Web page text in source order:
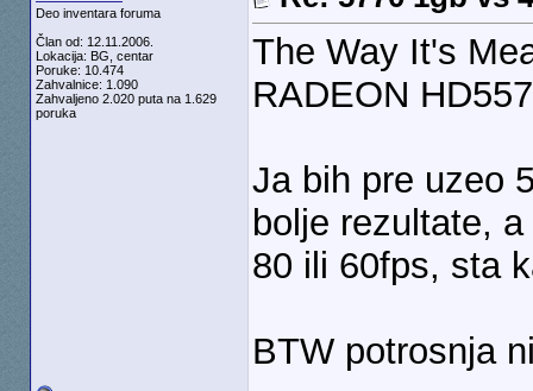
Deo inventara foruma
Član od: 12.11.2006.
Lokacija: BG, centar
Poruke: 10.474
Zahvalnice: 1.090
Zahvaljeno 2.020 puta na 1.629
poruka
The Way It's
RADEON
Ja bih pre uzeo
bolje rezultate,
80 ili 60fps, sta
BTW potrosnja